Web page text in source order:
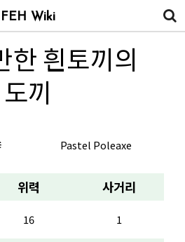
한 흰토끼의
도끼
Pastel Poleaxe
위력 사거리
16 1
FEH Wiki